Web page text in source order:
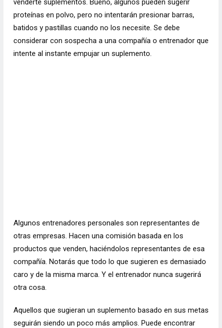
venderte suplementos. Bueno, algunos pueden sugerir
proteínas en polvo, pero no intentarán presionar barras,
batidos y pastillas cuando no los necesite. Se debe
considerar con sospecha a una compañía o entrenador que
intente al instante empujar un suplemento.
Algunos entrenadores personales son representantes de
otras empresas. Hacen una comisión basada en los
productos que venden, haciéndolos representantes de esa
compañía. Notarás que todo lo que sugieren es demasiado
caro y de la misma marca. Y el entrenador nunca sugerirá
otra cosa.
Aquellos que sugieran un suplemento basado en sus metas
seguirán siendo un poco más amplios. Puede encontrar